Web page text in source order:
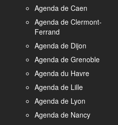
Agenda de Caen
Agenda de Clermont-
Ferrand
Agenda de Dijon
Agenda de Grenoble
Agenda du Havre
Agenda de Lille
Agenda de Lyon
Agenda de Nancy